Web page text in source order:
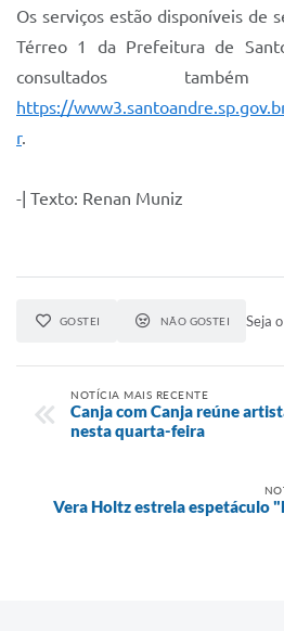
Os serviços estão disponíveis de
Térreo 1 da Prefeitura de
consultados
https://
r.
-| Texto: Renan Muniz
GOSTEI NÃO GOSTEI Seja
NOTÍCIA MAIS RECENTE
Canja com Canja reúne
nesta quarta-feira
Vera Holtz estrela espetáculo